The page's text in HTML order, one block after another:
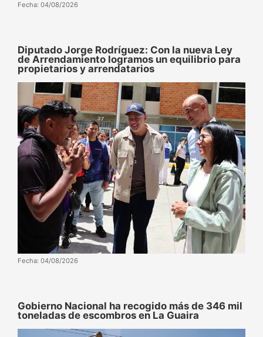
Fecha: 04/08/2026
Diputado Jorge Rodríguez: Con la nueva Ley
de Arrendamiento logramos un equilibrio para
propietarios y arrendatarios
Fecha: 04/08/2026
Gobierno Nacional ha recogido más de 346 mil
toneladas de escombros en La Guaira